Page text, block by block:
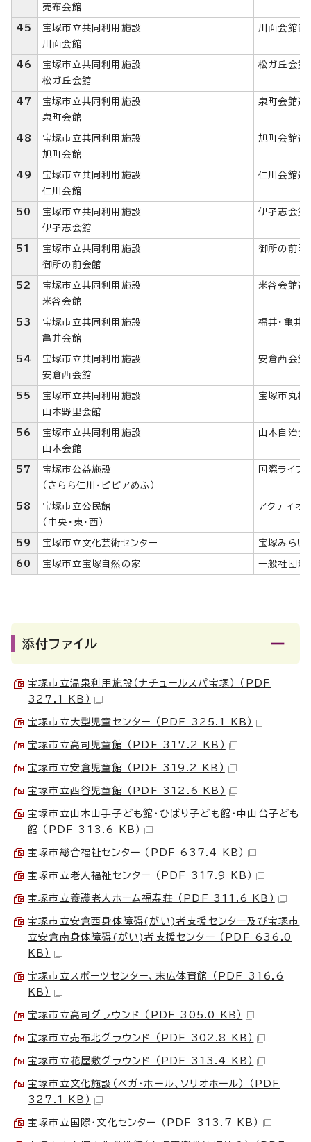
売布会館
45
宝塚市立共同利用施設
川面会館
川面会館管
46
宝塚市立共同利用施設
松ガ丘会館
松ガ丘会館
47
宝塚市立共同利用施設
泉町会館
泉町会館運
48
宝塚市立共同利用施設
旭町会館
旭町会館運
49
宝塚市立共同利用施設
仁川会館
仁川会館運
50
宝塚市立共同利用施設
伊孑志会館
伊孑志会館
51
宝塚市立共同利用施設
御所の前会館
御所の前町
52
宝塚市立共同利用施設
米谷会館
米谷会館運
53
宝塚市立共同利用施設
亀井会館
福井・亀井
54
宝塚市立共同利用施設
安倉西会館
安倉西会館
55
宝塚市立共同利用施設
山本野里会館
宝塚市丸橋
56
宝塚市立共同利用施設
山本会館
山本自治会
57
宝塚市公益施設
（さらら仁川・ピピアめふ）
国際ライフ
58
宝塚市立公民館
（中央・東・西）
アクティオ
59 宝塚市立文化芸術センター 宝塚みらい
60 宝塚市立宝塚自然の家 一般社団法
添付ファイル
宝塚市立温泉利用施設（ナチュールスパ宝塚） （PDF
327.1 KB）
宝塚市立大型児童センター （PDF 325.1 KB）
宝塚市立高司児童館 （PDF 317.2 KB）
宝塚市立安倉児童館 （PDF 319.2 KB）
宝塚市立西谷児童館 （PDF 312.6 KB）
宝塚市立山本山手子ども館・ひばり子ども館・中山台子ども
館 （PDF 313.6 KB）
宝塚市総合福祉センター （PDF 637.4 KB）
宝塚市立老人福祉センター （PDF 317.9 KB）
宝塚市立養護老人ホーム福寿荘 （PDF 311.6 KB）
宝塚市立安倉西身体障碍(がい)者支援センター及び宝塚市
立安倉南身体障碍(がい)者支援センター （PDF 636.0
KB）
宝塚市立スポーツセンター、末広体育館 （PDF 316.6
KB）
宝塚市立高司グラウンド （PDF 305.0 KB）
宝塚市立売布北グラウンド （PDF 302.8 KB）
宝塚市立花屋敷グラウンド （PDF 313.4 KB）
宝塚市立文化施設（ベガ・ホール、ソリオホール） （PDF
327.1 KB）
宝塚市立国際・文化センター （PDF 313.7 KB）